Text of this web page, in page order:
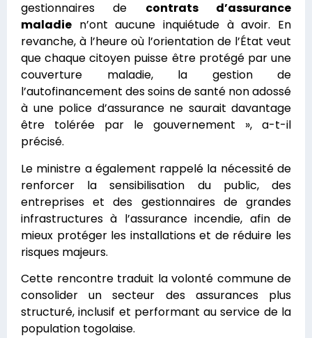
gestionnaires de contrats d’assurance
maladie n’ont aucune inquiétude à avoir. En
revanche, à l’heure où l’orientation de l’État veut
que chaque citoyen puisse être protégé par une
couverture maladie, la gestion de
l’autofinancement des soins de santé non adossé
à une police d’assurance ne saurait davantage
être tolérée par le gouvernement », a-t-il
précisé.
Le ministre a également rappelé la nécessité de
renforcer la sensibilisation du public, des
entreprises et des gestionnaires de grandes
infrastructures à l’assurance incendie, afin de
mieux protéger les installations et de réduire les
risques majeurs.
Cette rencontre traduit la volonté commune de
consolider un secteur des assurances plus
structuré, inclusif et performant au service de la
population togolaise.